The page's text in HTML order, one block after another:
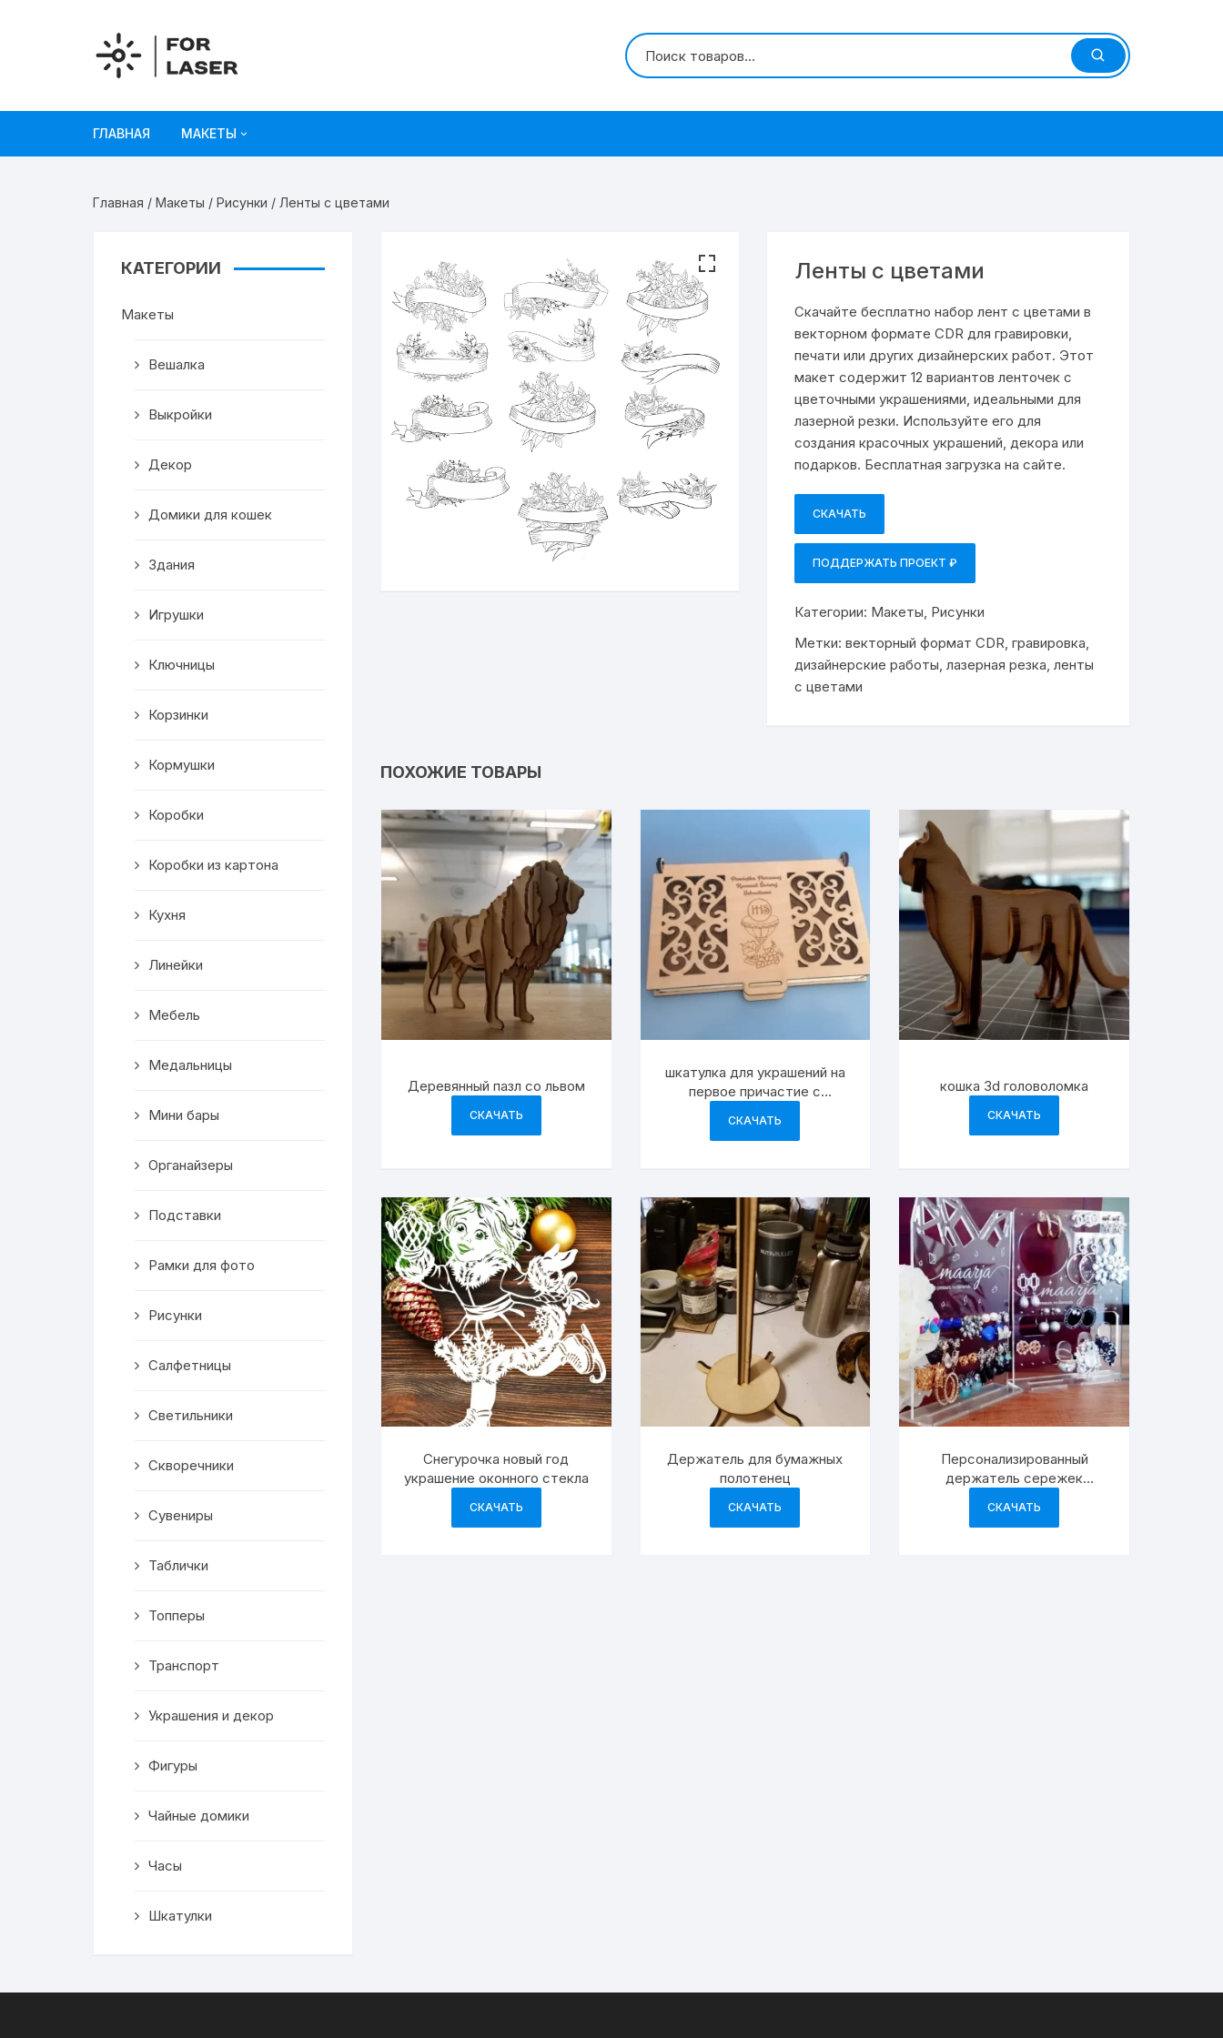
ГЛАВНАЯ МАКЕТЫ
Игрушки
Рамки для фото
Светильники
Подставки
Мини бары
Транспорт
Скворечники
Кормушки
Линейки
Рисунки
Чай
Главная / Макеты / Рисунки / Ленты с цветами
Ленты с цветами
Скачайте бесплатно набор лент с цветами в
векторном формате CDR для гравировки,
печати или других дизайнерских работ. Этот
макет содержит 12 вариантов ленточек с
цветочными украшениями, идеальными для
лазерной резки. Используйте его для
создания красочных украшений, декора или
подарков. Бесплатная загрузка на сайте.
СКАЧАТЬ
ПОДДЕРЖАТЬ ПРОЕКТ ₽
Категории: Макеты, Рисунки
Метки:векторный формат CDR,гравировка,
дизайнерские работы,лазерная резка,ленты
с цветами
ПОХОЖИЕ ТОВАРЫ
Деревянный пазл со львом
СКАЧАТЬ
шкатулка для украшений на
первое причастие с
СКАЧАТЬ
кошка 3d головоломка
СКАЧАТЬ
Снегурочка новый год
украшение оконного стекла
СКАЧАТЬ
Держатель для бумажных
полотенец
СКАЧАТЬ
Персонализированный
держатель сережек
демонстрации ювелирных
СКАЧАТЬ
КАТЕГОРИИ
Макеты
Вешалка
Выкройки
Декор
Домики для кошек
Здания
Игрушки
Ключницы
Корзинки
Кормушки
Коробки
Коробки из картона
Кухня
Линейки
Мебель
Медальницы
Мини бары
Органайзеры
Подставки
Рамки для фото
Рисунки
Салфетницы
Светильники
Скворечники
Сувениры
Таблички
Топперы
Транспорт
Украшения и декор
Фигуры
Чайные домики
Часы
Шкатулки